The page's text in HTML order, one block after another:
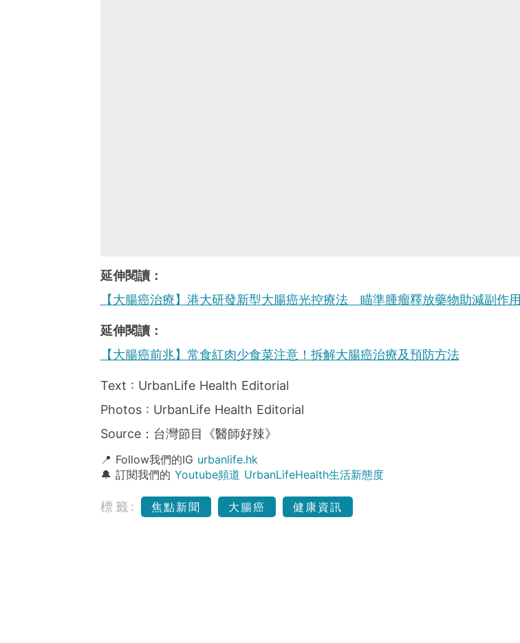
延伸閱讀：
【大腸癌治療】港大研發新型大腸癌光控療法 瞄準腫瘤釋放藥物助減副作用
延伸閱讀：
【大腸癌前兆】常食紅肉少食菜注意！拆解大腸癌治療及預防方法
Text : UrbanLife Health Editorial
Photos : UrbanLife Health Editorial
Source：台灣節目《醫師好辣》
📍 Follow我們的IG urbanlife.hk
🔔 訂閱我們的 Youtube頻道 UrbanLifeHealth生活新態度
標籤: 焦點新聞 大腸癌 健康資訊